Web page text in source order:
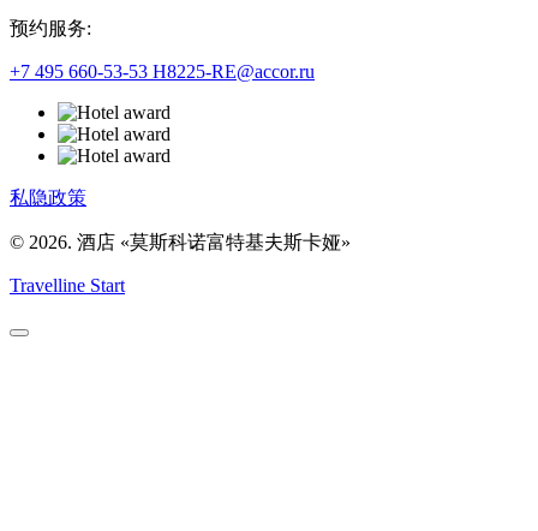
预约服务:
+7 495 660-53-53 H8225-RE@accor.ru
私隐政策
© 2026. 酒店 «莫斯科诺富特基夫斯卡娅»
Travelline Start